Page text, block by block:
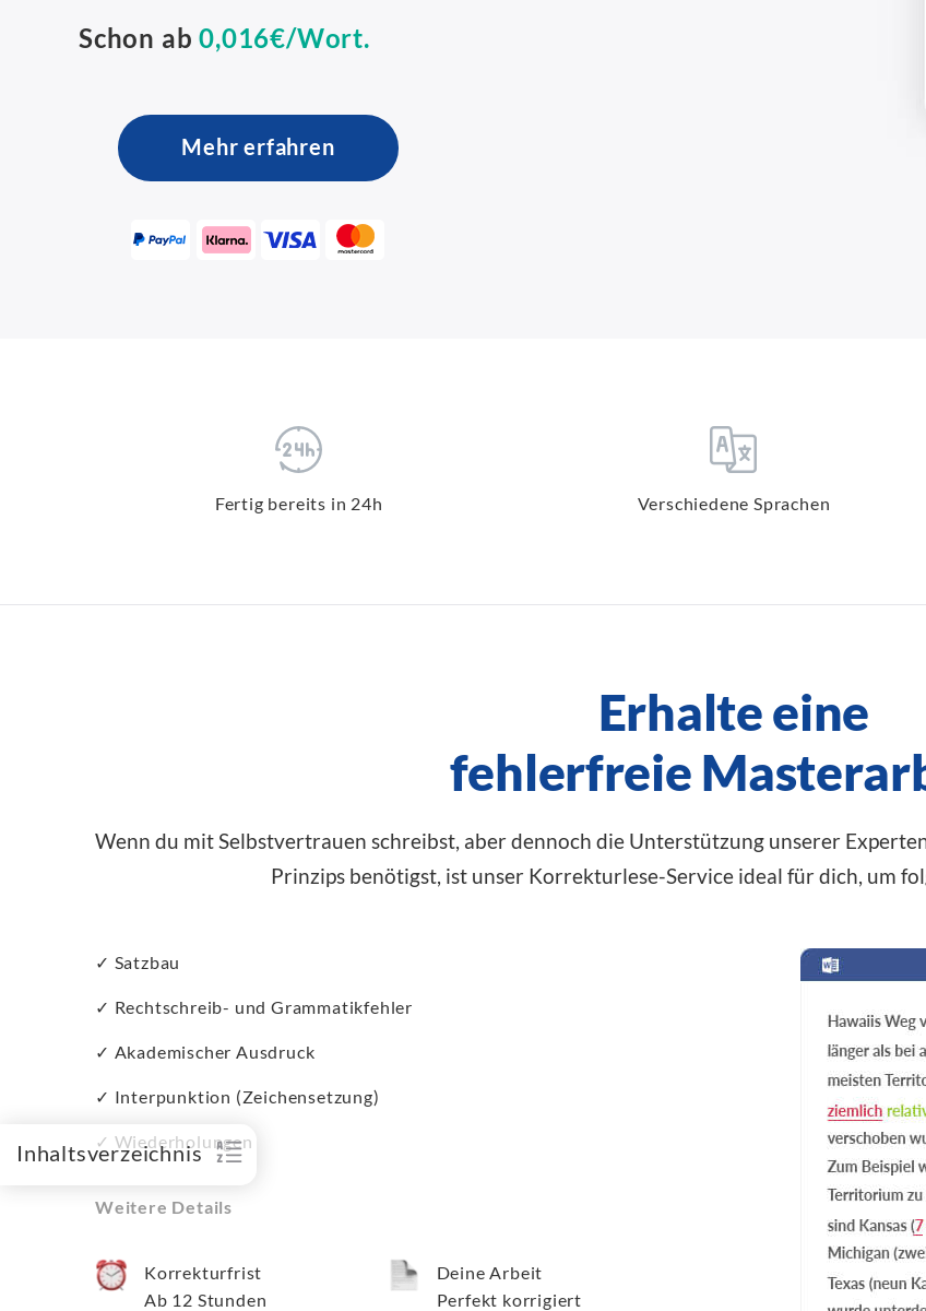
Inhaltsverzeichnis
Schon ab0,016€/Wort.
Mehr erfahren
Fertig bereits in 24h Verschiedene Sprachen
Erhalte eine
fehlerfreie
Wenn du mit Selbstvertrauen schreibst, aber dennoch die Unterstützung unserer
Prinzips benötigst, ist unser Korrekturlese-Service ideal für dich, um
✓ Satzbau
✓ Rechtschreib- und Grammatikfehler
✓ Akademischer Ausdruck
✓ Interpunktion (Zeichensetzung)
✓ Wiederholungen
Weitere Details
Korrekturfrist
Ab 12 Stunden
Deine Arbeit
Perfekt korrigiert